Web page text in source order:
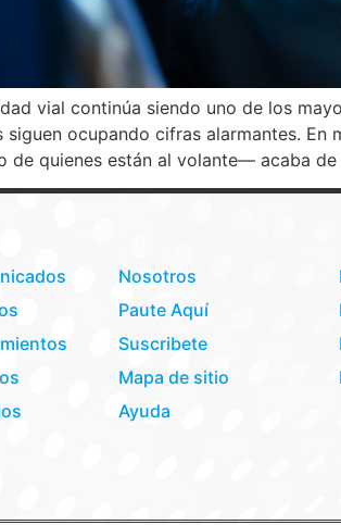
vial continúa siendo uno de los
siguen ocupando cifras alarmantes.
de quienes están al volante— acaba
Nosotros
Paute Aquí
Suscribete
Mapa de sitio
Ayuda